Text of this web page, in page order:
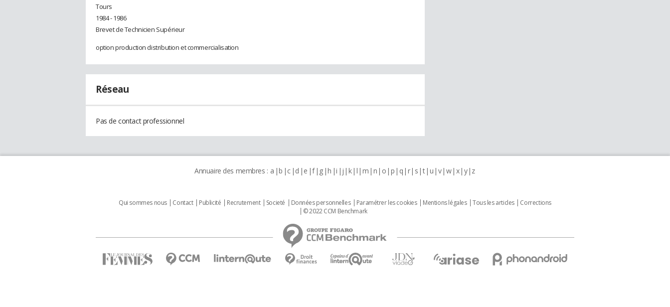
Tours
1984 - 1986
Brevet de Technicien Supérieur
option production distribution et commercialisation
Réseau
Pas de contact professionnel
Annuaire des membres : a b c d e f g h i j k l m n o p q r s t u v w x y z
Qui sommes nous Contact Publicité Recrutement Societé Données personnelles Paramétrer les cookies Mentions légales Tous les articles
Corrections
© 2022 CCM Benchmark